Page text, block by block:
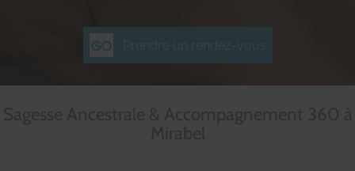
Prendre un rendez-vous
Sagesse Ancestrale & Accompagnement 360 à
Mirabel